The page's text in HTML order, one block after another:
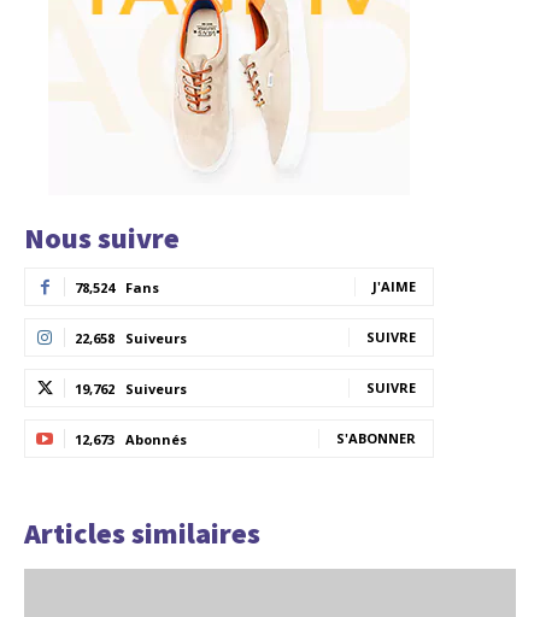
Nous suivre
78,524 Fans J'AIME
22,658 Suiveurs SUIVRE
19,762 Suiveurs SUIVRE
12,673 Abonnés S'ABONNER
Articles similaires